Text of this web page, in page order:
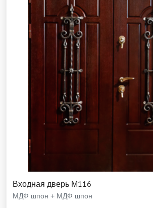
Входная дверь М116
МДФ шпон + МДФ шпон